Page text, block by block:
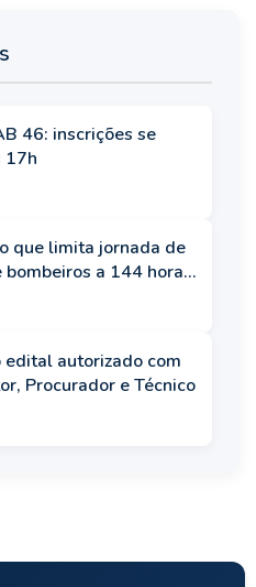
46: inscrições se
17h
que limita jornada de
a 144 horas
edital autorizado com
Procurador e Técnico